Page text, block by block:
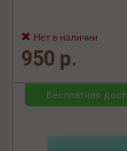
Нет в наличии
950 р.
Бесплатная